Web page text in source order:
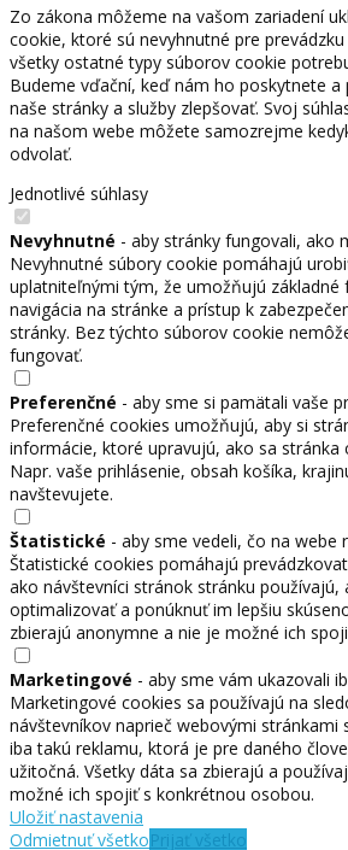
Zo zákona môžeme na vašom zariadení
cookie, ktoré sú nevyhnutné pre
všetky ostatné typy súborov cookie
Budeme vďační, keď nám ho poskytnete
naše stránky a služby zlepšovať. Svoj
na našom webe môžete samozrejme
odvolať.
Jednotlivé súhlasy
Nevyhnutné - aby stránky fungovali, ako
Nevyhnutné súbory cookie pomáhajú
uplatniteľnými tým, že umožňujú základné
navigácia na stránke a prístup k
stránky. Bez týchto súborov cookie
fungovať.
Preferenčné - aby sme si pamätali vaše
Preferenčné cookies umožňujú, aby si
informácie, ktoré upravujú, ako sa stránka
Napr. vaše prihlásenie, obsah košíka,
navštevujete.
Štatistické - aby sme vedeli, čo na webe
Štatistické cookies pomáhajú
ako návštevníci stránok stránku používajú,
optimalizovať a ponúknuť im lepšiu
zbierajú anonymne a nie je možné ich
Marketingové - aby sme vám ukazovali
Marketingové cookies sa používajú na
návštevníkov naprieč webovými
iba takú reklamu, ktorá je pre daného
užitočná. Všetky dáta sa zbierajú a
možné ich spojiť s konkrétnou osobou.
Uložiť nastavenia
Odmietnuť všetkoPrijať všetko